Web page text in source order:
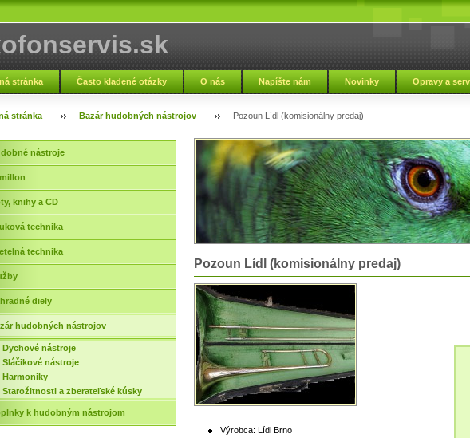
stránka Často kladené otázky O nás Napíšte nám Novinky Opravy a
servis Kontakt Zmluvné podmienky Nápoveda
stránka Bazár hudobných nástrojov Pozoun Lídl (komisionálny predaj)
Pozoun Lídl (komisionálny predaj)
Výrobca: Lídl Brno
nástroje
knihy a CD
technika
technika
diely
hudobných nástrojov
Dychové nástroje
Sláčikové nástroje
Harmoniky
Starožitnosti a zberateľské kúsky
k hudobným nástrojom